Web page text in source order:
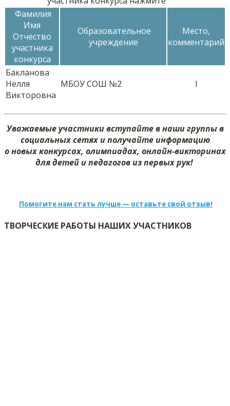
Фамилия
Имя
Отчество
участника
конкурса
Образовательное
учреждение
Место,
комментарий
Бакланова
Нелля
Викторовна
МБОУ СОШ №2 I
Уважаемые участники вступайте в наши группы в
социальных сетях и получайте информацию
о новых конкурсах, олимпиадах, онлайн-викторинах
для детей и педагогов из первых рук!
Помогите нам стать лучше — оставьте свой отзыв!
ТВОРЧЕСКИЕ РАБОТЫ НАШИХ УЧАСТНИКОВ